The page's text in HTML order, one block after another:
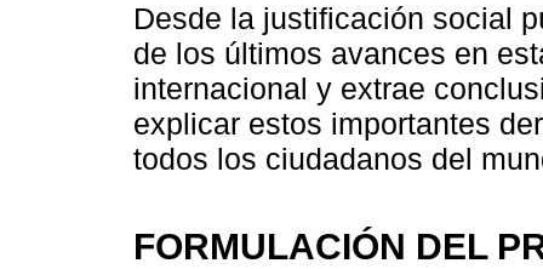
Desde la justificación social
de los últimos avances en
internacional y extrae
explicar estos importantes
todos los ciudadanos del
FORMULACIÓN DEL